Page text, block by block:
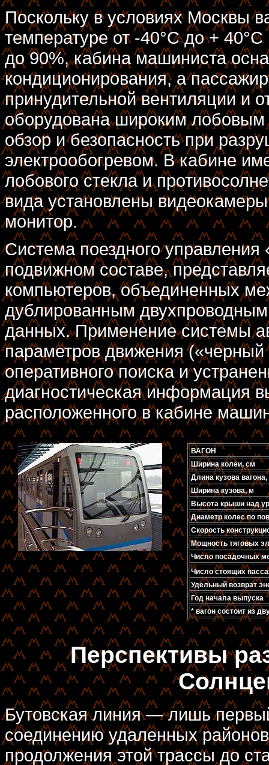
Поскольку в условиях Москвы
температуре от -40°С до +
до 90%, кабина машиниста
кондиционирования, а
принудительной вентиляции и
оборудована широким
обзор и безопасность при
электрообогревом. В кабине
лобового стекла и
вида установлены
монитор.
Система поездного
подвижном составе,
компьютеров, объединенных
дублированным
данных. Применение системы
параметров движения
оперативного поиска и
диагностическая информация
расположенного в кабине
ВАГОН
Ширина колеи, см
Длина кузова
Ширина кузова, м
Высота крыши над
Диаметр колес по
Скорость
Мощность тяговых
Число посадочных
Число стоящих
Удельный возврат
Год начала выпуска
* вагон состоит из
Перспективы
Бутовская линия — лишь
соединению удаленных
продолжения этой трассы до